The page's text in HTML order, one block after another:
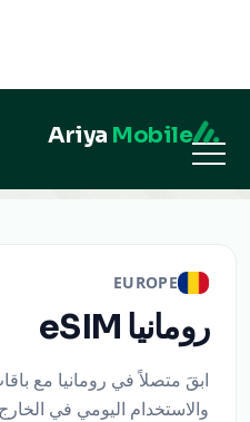
EUROPE
رومانيا
ابقَ متصلاً في رومانيا مع
والاستخدام اليومي في